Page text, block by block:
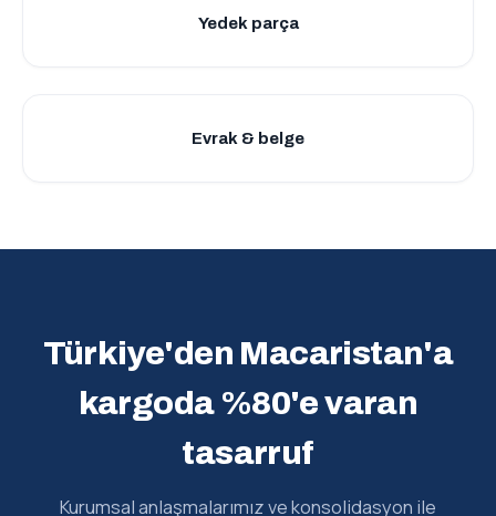
Yedek parça
Evrak & belge
Türkiye'den Macaristan'a
kargoda %80'e varan
tasarruf
Kurumsal anlaşmalarımız ve konsolidasyon ile